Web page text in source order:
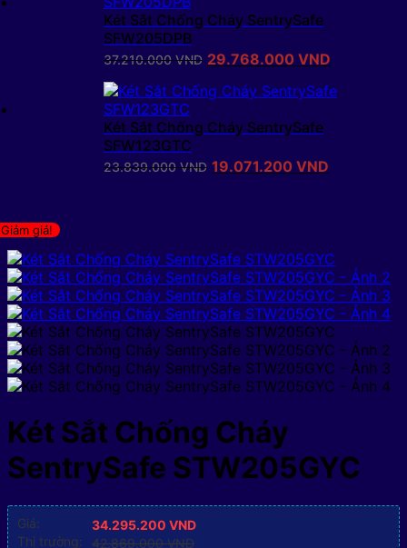
Két Sắt Chống Cháy SentrySafe
SFW205DPB
37.210.000VND Giá
là:
29.768.000 VND
tại
Két Sắt Chống Cháy SentrySafe
SFW123GTC
23.839.000VND Giá
19.071.200 VND
Giảm giá!
Két Sắt Chống Cháy
SentrySafe STW205GYC
Giá: 34.295.200 VND
Thị trường:
42.869.000VND